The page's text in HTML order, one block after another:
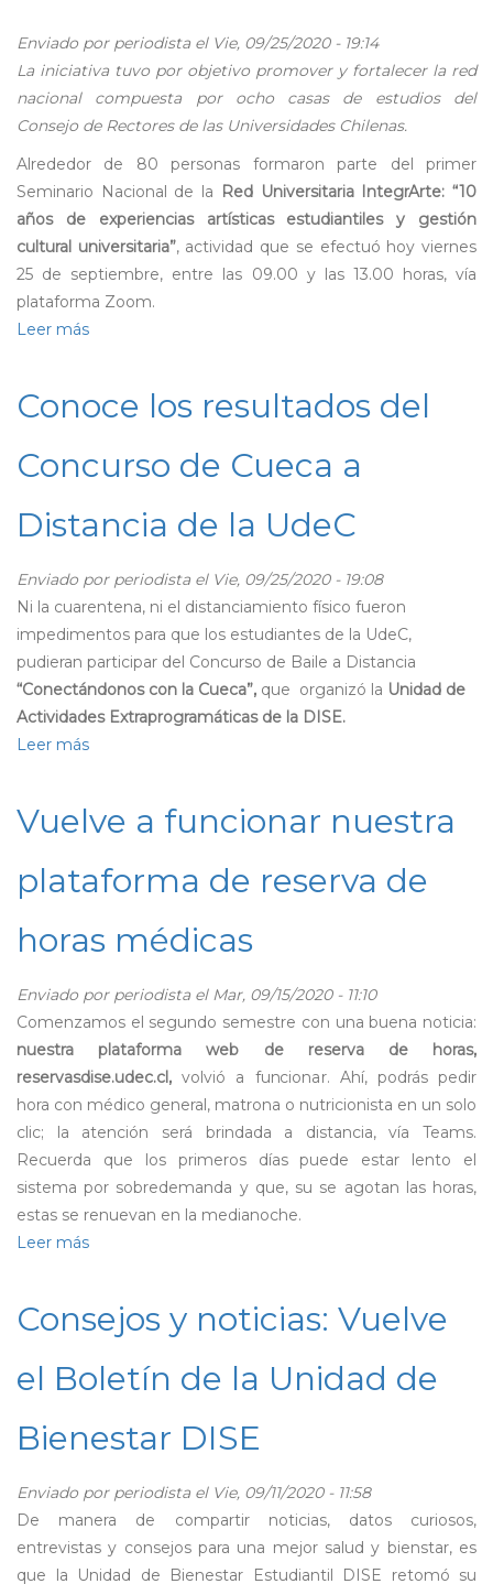
Enviado por periodista el Vie, 09/25/2020 - 19:14
La iniciativa tuvo por objetivo promover y fortalecer la red
nacional compuesta por ocho casas de estudios del
Consejo de Rectores de las Universidades Chilenas.
Alrededor de 80 personas formaron parte del primer
Seminario Nacional de la Red Universitaria IntegrArte: “10
años de experiencias artísticas estudiantiles y gestión
cultural universitaria”, actividad que se efectuó hoy viernes
25 de septiembre, entre las 09.00 y las 13.00 horas, vía
plataforma Zoom.
Leer más
se
Seminario
la
Universitaria
IntegrArte
sobre
experiencias
artísticas
estudiantiles
Conoce los resultados del
Concurso de Cueca a
Distancia de la UdeC
Enviado por periodista el Vie, 09/25/2020 - 19:08
Ni la cuarentena, ni el distanciamiento físico fueron
impedimentos para que los estudiantes de la UdeC,
pudieran participar del Concurso de Baile a Distancia
“Conectándonos con la Cueca”, que organizó la Unidad de
Actividades Extraprogramáticas de la DISE.
Leer más
resultados
Concurso
Cueca
Distancia
de
la
UdeC
Vuelve a funcionar nuestra
plataforma de reserva de
horas médicas
Enviado por periodista el Mar, 09/15/2020 - 11:10
Comenzamos el segundo semestre con una buena noticia:
nuestra plataforma web de reserva de horas,
reservasdise.udec.cl, volvió a funcionar. Ahí, podrás pedir
hora con médico general, matrona o nutricionista en un solo
clic; la atención será brindada a distancia, vía Teams.
Recuerda que los primeros días puede estar lento el
sistema por sobredemanda y que, su se agotan las horas,
estas se renuevan en la medianoche.
Leer más
funcionar
plataforma
reserva
horas
médicas
Consejos y noticias: Vuelve
el Boletín de la Unidad de
Bienestar DISE
Enviado por periodista el Vie, 09/11/2020 - 11:58
De manera de compartir noticias, datos curiosos,
entrevistas y consejos para una mejor salud y bienstar, es
que la Unidad de Bienestar Estudiantil DISE retomó su